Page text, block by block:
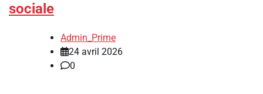
sociale
Admin_Prime
24 avril 2026
0